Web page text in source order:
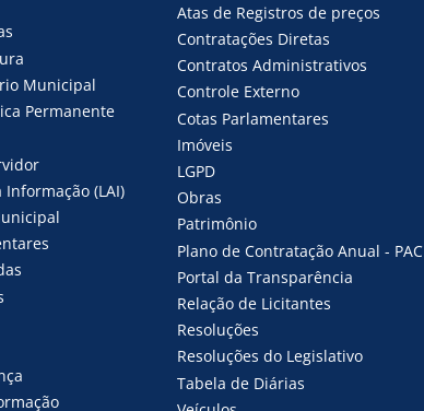
Municipal
Permanente
Informação (LAI)
Atas de Registros de preços
Contratações Diretas
Contratos Administrativos
Controle Externo
Cotas Parlamentares
Imóveis
LGPD
Obras
Patrimônio
Plano de Contratação Anual - PAC
Portal da Transparência
Relação de Licitantes
Resoluções
Resoluções do Legislativo
Tabela de Diárias